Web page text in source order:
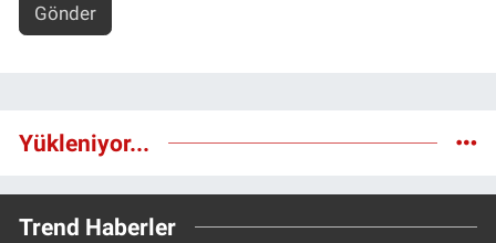
Gönder
Yükleniyor...
Trend Haberler